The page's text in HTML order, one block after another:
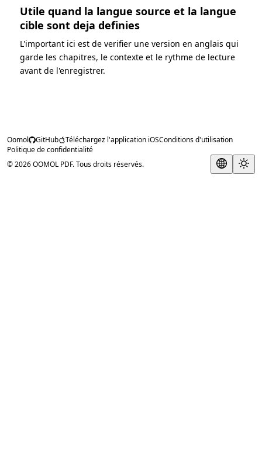
Utile quand la langue source et la langue
cible sont deja definies
L'important ici est de verifier une version en anglais qui
garde les chapitres, le contexte et le rythme de lecture
avant de l'enregistrer.
Oomol GitHub Téléchargez l'application iOSConditions d'utilisation
Politique de confidentialité
© 2026 OOMOL PDF. Tous droits réservés.